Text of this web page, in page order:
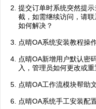
提交订单时系统突然提
截，如需继续访问，请
如何解决？
点晴OA系统安装教程操
点晴OA新增用户默认密
入，管理员如何更改或
点晴OA工作流模块帮助
点晴OA系统手工安装配